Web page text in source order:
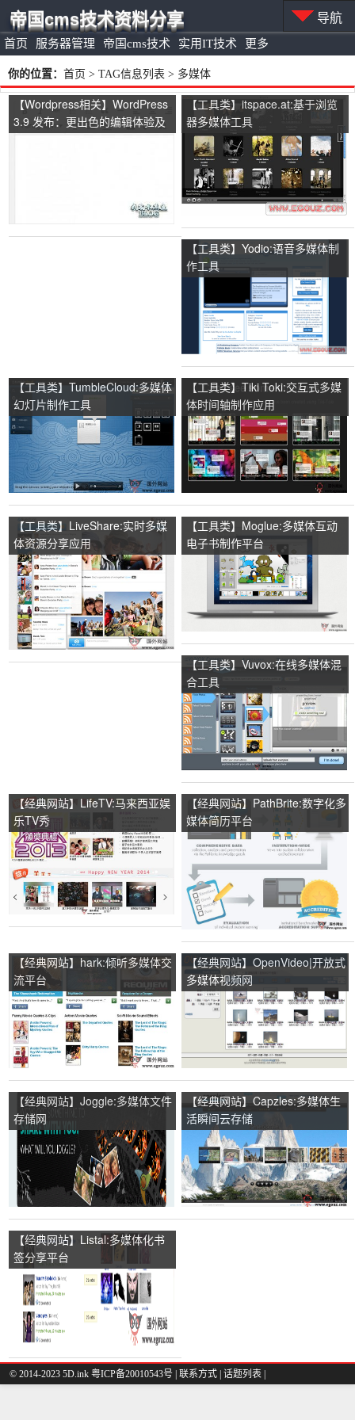
首页 服务器管理 帝国cms技术 实用IT技术 更多
帝国cms技术资料分享 导航
你的位置： 首页 > TAG信息列表 > 多媒体
【Wordpress相关】WordPress
3.9 发布：更出色的编辑体验及
【工具类】itspace.at:基于浏览
器多媒体工具
【工具类】Yodio:语音多媒体制
作工具
【工具类】TumbleCloud:多媒体
幻灯片制作工具
【工具类】Tiki Toki:交互式多媒
体时间轴制作应用
【工具类】LiveShare:实时多媒
体资源分享应用
【工具类】Moglue:多媒体互动
电子书制作平台
【工具类】Vuvox:在线多媒体混
合工具
【经典网站】LifeTV:马来西亚娱
乐TV秀
【经典网站】PathBrite:数字化多
媒体简历平台
【经典网站】hark:倾听多媒体交
流平台
【经典网站】OpenVideo|开放式
多媒体视频网
【经典网站】Joggle:多媒体文件
存储网
【经典网站】Capzles:多媒体生
活瞬间云存储
【经典网站】Listal:多媒体化书
签分享平台
© 2014-2023 5D.ink 粤ICP备20010543号 | 联系方式 | 话题列表 |